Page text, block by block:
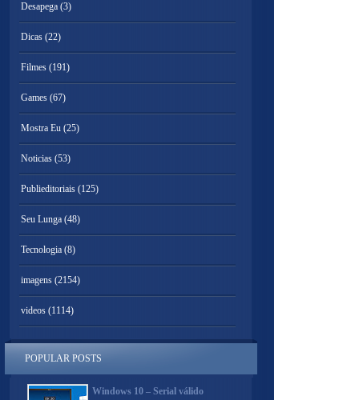
Desapega (3)
Dicas (22)
Filmes (191)
Games (67)
Mostra Eu (25)
Noticias (53)
Publieditoriais (125)
Seu Lunga (48)
Tecnologia (8)
imagens (2154)
videos (1114)
POPULAR POSTS
Windows 10 – Serial válido